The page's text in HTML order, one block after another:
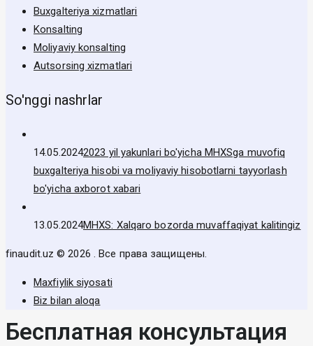
Buxgalteriya xizmatlari
Konsalting
Moliyaviy konsalting
Autsorsing xizmatlari
So'nggi nashrlar
14.05.20242023 yil yakunlari bo'yicha MHXSga muvofiq
buxgalteriya hisobi va moliyaviy hisobotlarni tayyorlash
bo'yicha axborot xabari
13.05.2024MHXS: Xalqaro bozorda muvaffaqiyat kalitingiz
finaudit.uz © 2026 . Все права защищены.
Maxfiylik siyosati
Biz bilan aloqa
Бесплатная консультация